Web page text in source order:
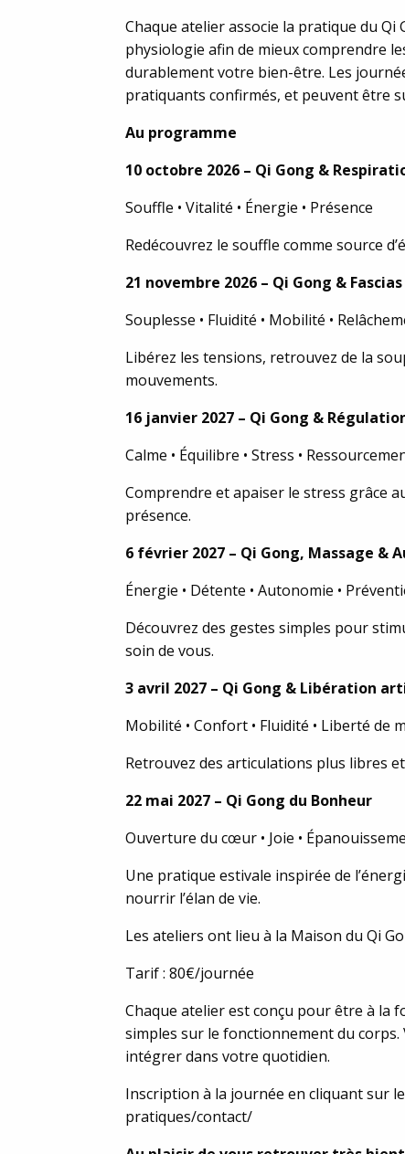
Chaque atelier associe la pratique du Qi
physiologie afin de mieux comprendre
durablement votre bien-être. Les
pratiquants confirmés, et peuvent être
Au programme
10 octobre 2026 – Qi Gong &
Souffle • Vitalité • Énergie • Présence
Redécouvrez le souffle comme source
21 novembre 2026 – Qi Gong & Fascias
Souplesse • Fluidité • Mobilité •
Libérez les tensions, retrouvez de la
mouvements.
16 janvier 2027 – Qi Gong &
Calme • Équilibre • Stress •
Comprendre et apaiser le stress grâce
présence.
6 février 2027 – Qi Gong, Massage &
Énergie • Détente • Autonomie •
Découvrez des gestes simples pour
soin de vous.
3 avril 2027 – Qi Gong & Libération
Mobilité • Confort • Fluidité • Liberté de
Retrouvez des articulations plus libres
22 mai 2027 – Qi Gong du Bonheur
Ouverture du cœur • Joie •
Une pratique estivale inspirée de
nourrir l’élan de vie.
Les ateliers ont lieu à la Maison du Qi
Tarif : 80€/journée
Chaque atelier est conçu pour être à la
simples sur le fonctionnement du corps.
intégrer dans votre quotidien.
Inscription à la journée en cliquant sur
pratiques/contact/